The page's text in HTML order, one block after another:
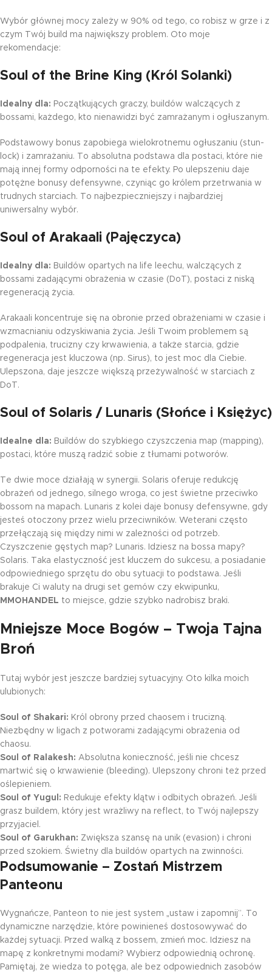
Wybór głównej mocy zależy w 90% od tego, co robisz w grze i z
czym Twój build ma największy problem. Oto moje
rekomendacje:
Soul of the Brine King (Król Solanki)
Idealny dla: Początkujących graczy, buildów walczących z
bossami, każdego, kto nienawidzi być zamrażanym i ogłuszanym.
Podstawowy bonus zapobiega wielokrotnemu ogłuszaniu (stun-
lock) i zamrażaniu. To absolutna podstawa dla postaci, które nie
mają innej formy odporności na te efekty. Po ulepszeniu daje
potężne bonusy defensywne, czyniąc go królem przetrwania w
trudnych starciach. To najbezpieczniejszy i najbardziej
uniwersalny wybór.
Soul of Arakaali (Pajęczyca)
Idealny dla: Buildów opartych na life leechu, walczących z
bossami zadającymi obrażenia w czasie (DoT), postaci z niską
regeneracją życia.
Arakaali koncentruje się na obronie przed obrażeniami w czasie i
wzmacnianiu odzyskiwania życia. Jeśli Twoim problemem są
podpalenia, trucizny czy krwawienia, a także starcia, gdzie
regeneracja jest kluczowa (np. Sirus), to jest moc dla Ciebie.
Ulepszona, daje jeszcze większą przeżywalność w starciach z
DoT.
Soul of Solaris / Lunaris (Słońce i Księżyc)
Idealne dla: Buildów do szybkiego czyszczenia map (mapping),
postaci, które muszą radzić sobie z tłumami potworów.
Te dwie moce działają w synergii. Solaris oferuje redukcję
obrażeń od jednego, silnego wroga, co jest świetne przeciwko
bossom na mapach. Lunaris z kolei daje bonusy defensywne, gdy
jesteś otoczony przez wielu przeciwników. Weterani często
przełączają się między nimi w zależności od potrzeb.
Czyszczenie gęstych map? Lunaris. Idziesz na bossa mapy?
Solaris. Taka elastyczność jest kluczem do sukcesu, a posiadanie
odpowiedniego sprzętu do obu sytuacji to podstawa. Jeśli
brakuje Ci waluty na drugi set gemów czy ekwipunku,
MMOHANDEL to miejsce, gdzie szybko nadrobisz braki.
Mniejsze Moce Bogów – Twoja Tajna
Broń
Tutaj wybór jest jeszcze bardziej sytuacyjny. Oto kilka moich
ulubionych:
Soul of Shakari: Król obrony przed chaosem i trucizną.
Niezbędny w ligach z potworami zadającymi obrażenia od
chaosu.
Soul of Ralakesh: Absolutna konieczność, jeśli nie chcesz
martwić się o krwawienie (bleeding). Ulepszony chroni też przed
oślepieniem.
Soul of Yugul: Redukuje efekty klątw i odbitych obrażeń. Jeśli
grasz buildem, który jest wrażliwy na reflect, to Twój najlepszy
przyjaciel.
Soul of Garukhan: Zwiększa szansę na unik (evasion) i chroni
przed szokiem. Świetny dla buildów opartych na zwinności.
Podsumowanie – Zostań Mistrzem
Panteonu
Wygnańcze, Panteon to nie jest system „ustaw i zapomnij”. To
dynamiczne narzędzie, które powinieneś dostosowywać do
każdej sytuacji. Przed walką z bossem, zmień moc. Idziesz na
mapę z konkretnymi modami? Wybierz odpowiednią ochronę.
Pamiętaj, że wiedza to potęga, ale bez odpowiednich zasobów